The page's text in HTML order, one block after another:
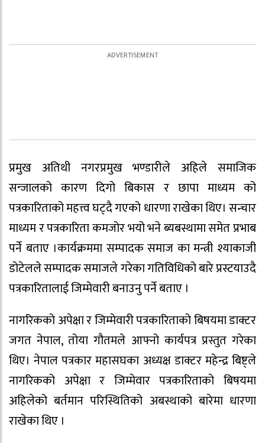
प्रमुख अतिथी नगरप्रमुख भण्डारीले अहिले समाजिक
सन्जालको कारण दिगो बिकास र छापा माध्यम को
पत्रकारिताको महत्त्व घट्दै गएको धारणा राखेका थिए। सन्चार
माध्यम र पत्रकारिता कमजोर भयो भने ब्यबस्थामा समेत प्रभाब
पर्ने बताए ।कार्यक्रममा सम्पादक समाज का मन्त्री श्याकाजी
डोटेलले सम्पादक समाजले गरेका गतिविधिको बारे प्रस्टयाउदै
पत्रकारितालाई जिम्मेवारी बनाउनु पर्ने बताए ।
नागरिकको अपेक्षा र जिम्मेवारी पत्रकारिताको बिषयमा डाक्टर
जगत नेपाल, तोया गौतमले आफ्नो कार्यपत्र प्रस्तुत गरेका
थिए। नेपाल पत्रकार महासघका अध्यक्ष डाक्टर महेन्द्र बिष्ट्ले
नागरिकको अपेक्षा र जिम्मेवार पत्रकारिताको बिषयमा
अहिलेको बर्तमान परिस्थितिको अबस्थाको बारेमा धारणा
राखेका थिए ।